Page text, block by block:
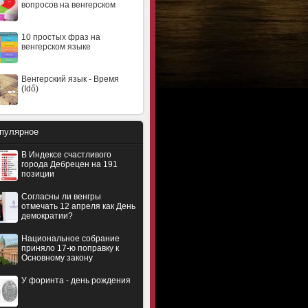
вопросов на венгерском
10 простых фраз на
венгерском языке
Венгерский язык - Время
(Idő)
В Индексе счастливого
города Дебрецен на 191
позиции
Согласны ли венгры
отмечать 12 апреля как День
демократии?
Национальное собрание
приняло 17-ю поправку к
Основному закону
У форинта - день рождения